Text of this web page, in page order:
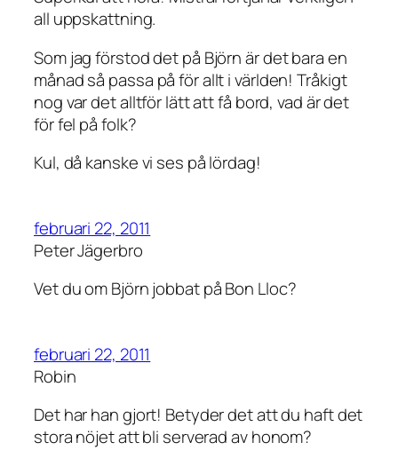
all uppskattning.
Som jag förstod det på Björn är det bara en
månad så passa på för allt i världen! Tråkigt
nog var det alltför lätt att få bord, vad är det
för fel på folk?
Kul, då kanske vi ses på lördag!
februari 22, 2011
Peter Jägerbro
Vet du om Björn jobbat på Bon Lloc?
februari 22, 2011
Robin
Det har han gjort! Betyder det att du haft det
stora nöjet att bli serverad av honom?